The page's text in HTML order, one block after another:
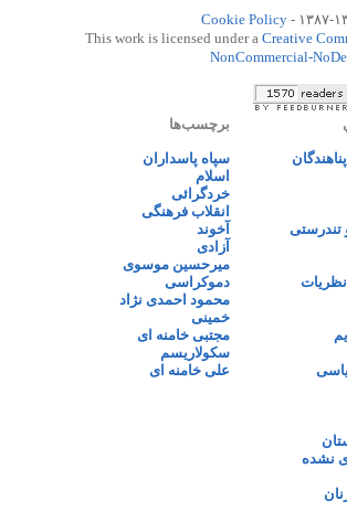
Cookie Policy
This work is licensed under a Creative
NonCommercial-
تندرستی
نظریات
نشده
برچسب‌ها
سپاه پاسداران
اسلام
خردگرائی
انقلاب فرهنگی
آخوند
آزادی
میرحسین موسوی
دموکراسی
محمود احمدی نژاد
خمینی
مجتبی خامنه ای
سکولاریسم
علی خامنه ای